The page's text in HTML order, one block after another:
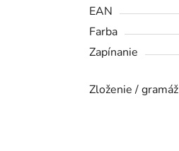
EAN
Farba
Zapínanie
Zloženie / gramáž